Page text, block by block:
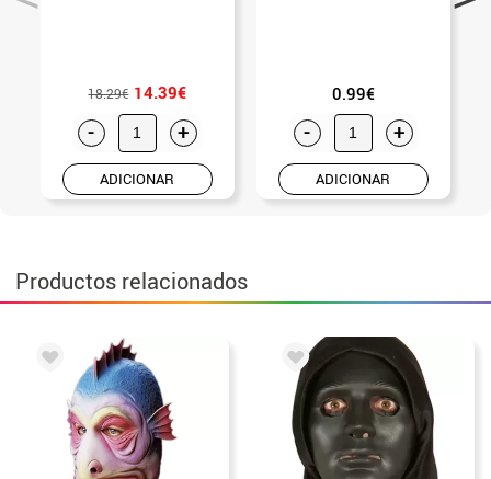
18.29€ 14.39€
- +
ADICIONAR
0.99€
- +
ADICIONAR
Productos relacionados